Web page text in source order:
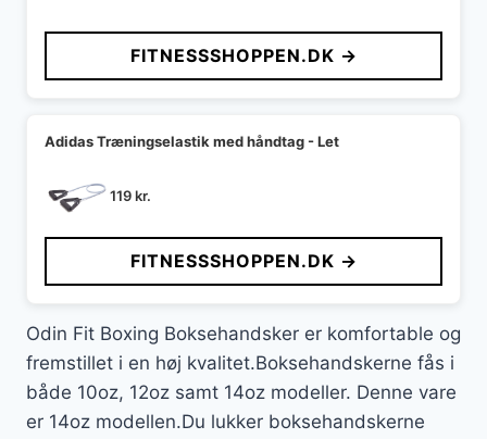
FITNESSSHOPPEN.DK →
Adidas Træningselastik med håndtag - Let
119kr.
FITNESSSHOPPEN.DK →
Odin Fit Boxing Boksehandsker er komfortable og
fremstillet i en høj kvalitet.Boksehandskerne fås i
både 10oz, 12oz samt 14oz modeller. Denne vare
er 14oz modellen.Du lukker boksehandskerne